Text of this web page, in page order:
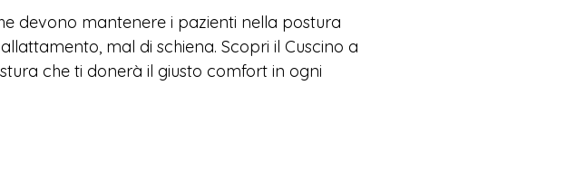
devono mantenere i pazienti nella postura
mal di schiena. Scopri il Cuscino a
che ti donerà il giusto comfort in ogni